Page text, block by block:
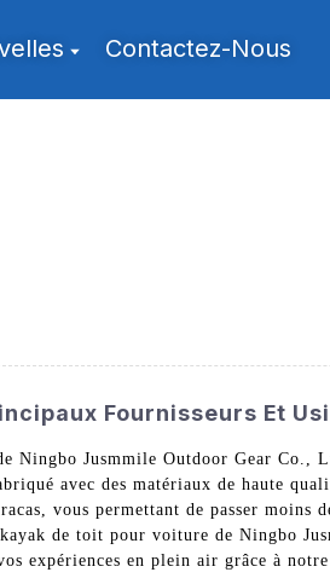
Contactez-Nous
Fournisseurs Et
Jusmmile Outdoor Gear Co.,
avec des matériaux de haute
vous permettant de passer moins
de toit pour voiture de Ningbo
expériences en plein air grâce à